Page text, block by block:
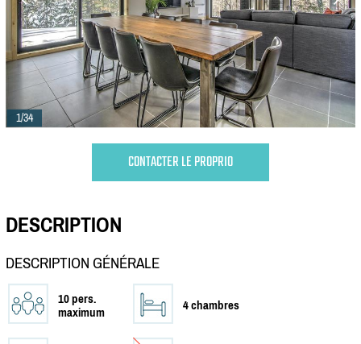
1/34
CONTACTER LE PROPRIO
DESCRIPTION
DESCRIPTION GÉNÉRALE
10 pers.
maximum
4 chambres